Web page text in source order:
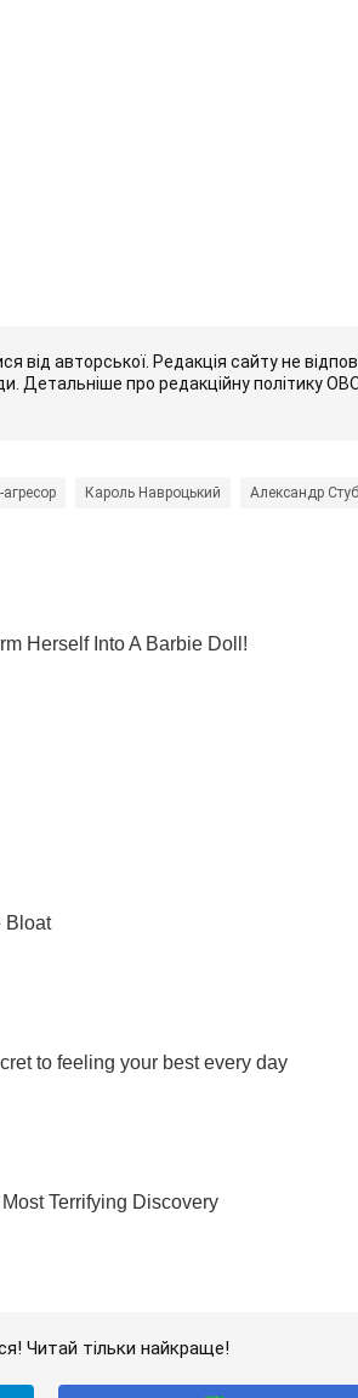
від авторської. Редакція сайту не
Детальніше про редакційну політику
агресор Кароль Навроцький Александр
Читай тільки найкраще!